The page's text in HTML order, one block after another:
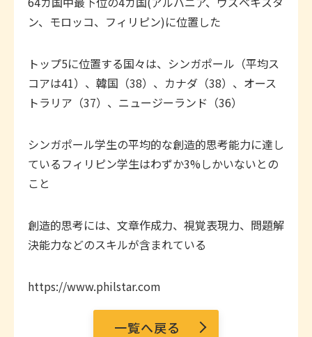
ン、モロッコ、フィリピン)に位置した
トップ5に位置する国々は、シンガポール（平均ス
コアは41）、韓国（38）、カナダ（38）、オース
トラリア（37）、ニュージーランド（36）
シンガポール学生の平均的な創造的思考能力に達し
ているフィリピン学生はわずか3%しかいないとの
こと
創造的思考には、文章作成力、視覚表現力、問題解
決能力などのスキルが含まれている
https://www.philstar.com
一覧へ戻る